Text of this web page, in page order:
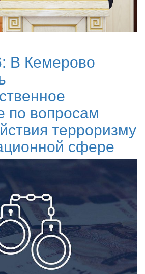
В Кемерово
по вопросам
терроризму
сфере